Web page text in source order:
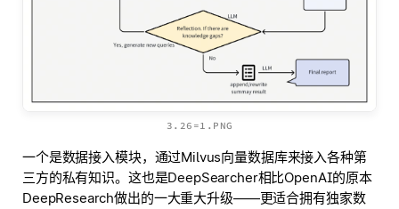
3.26=1.PNG
一个是数据接入模块，通过Milvus向量数据库来接入各种第
三方的私有知识。这也是DeepSearcher相比OpenAI的原本
DeepResearch做出的一大重大升级——更适合拥有独家数